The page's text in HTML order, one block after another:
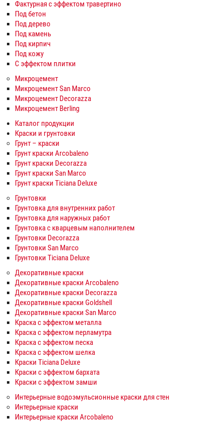
Фактурная с эффектом травертино
Под бетон
Под дерево
Под камень
Под кирпич
Под кожу
С эффектом плитки
Микроцемент
Микроцемент San Marco
Микроцемент Decorazza
Микроцемент Berling
Каталог продукции
Краски и грунтовки
Грунт – краски
Грунт краски Arcobaleno
Грунт краски Decorazza
Грунт краски San Marco
Грунт краски Ticiana Deluxe
Грунтовки
Грунтовка для внутренних работ
Грунтовка для наружных работ
Грунтовка с кварцевым наполнителем
Грунтовки Decorazza
Грунтовки San Marco
Грунтовки Ticiana Deluxe
Декоративные краски
Декоративные краски Arcobaleno
Декоративные краски Decorazza
Декоративные краски Goldshell
Декоративные краски San Marco
Краска с эффектом металла
Краска с эффектом перламутра
Краска с эффектом песка
Краска с эффектом шелка
Краски Ticiana Deluxe
Краски с эффектом бархата
Краски с эффектом замши
Интерьерные водоэмульсионные краски для стен
Интерьерные краски
Интерьерные краски Arcobaleno